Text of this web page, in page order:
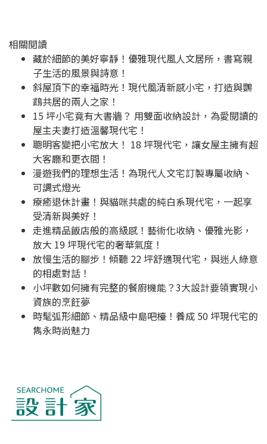
相關閱讀
藏於細節的美好寧靜！優雅現代風人文居所，書寫親
子生活的風景與詩意！
斜屋頂下的幸福時光！現代風清新感小宅，打造與鸚
鵡共居的兩人之家！
15 坪小宅竟有大書牆？ 用雙面收納設計，為愛閱讀的
屋主夫妻打造溫馨現代宅！
聰明客變把小宅放大！ 18 坪現代宅，讓女屋主擁有超
大客廳和更衣間！
漫遊我們的理想生活！為現代人文宅訂製專屬收納、
可調式燈光
療癒退休計畫！與貓咪共處的純白系現代宅，一起享
受清新與美好！
走進精品飯店般的高級感！藝術化收納、優雅光影，
放大 19 坪現代宅的奢華氣度！
放慢生活的腳步！傾聽 22 坪舒適現代宅，與迷人綠意
的相處對話！
小坪數如何擁有完整的餐廚機能？3大設計要領實現小
資族的烹飪夢
時髦弧形細節、精品級中島吧檯！養成 50 坪現代宅的
雋永時尚魅力